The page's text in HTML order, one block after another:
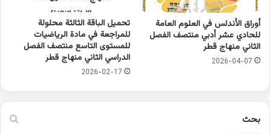
أوراق الأندلس في العلوم العامة
للحادي عشر أدبي منتصف الفصل
الثاني منهاج قطر
2026-04-07
تحميل الباقة الثالثة محلولة
للمراجعة في مادة الرياضيات
للمستوى التاسع منتصف الفصل
الدراسي الثاني منهاج قطر
2026-02-17
بحث